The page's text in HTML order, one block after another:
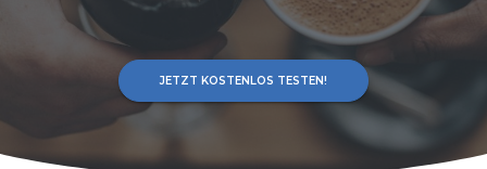
JETZT KOSTENLOS TESTEN!